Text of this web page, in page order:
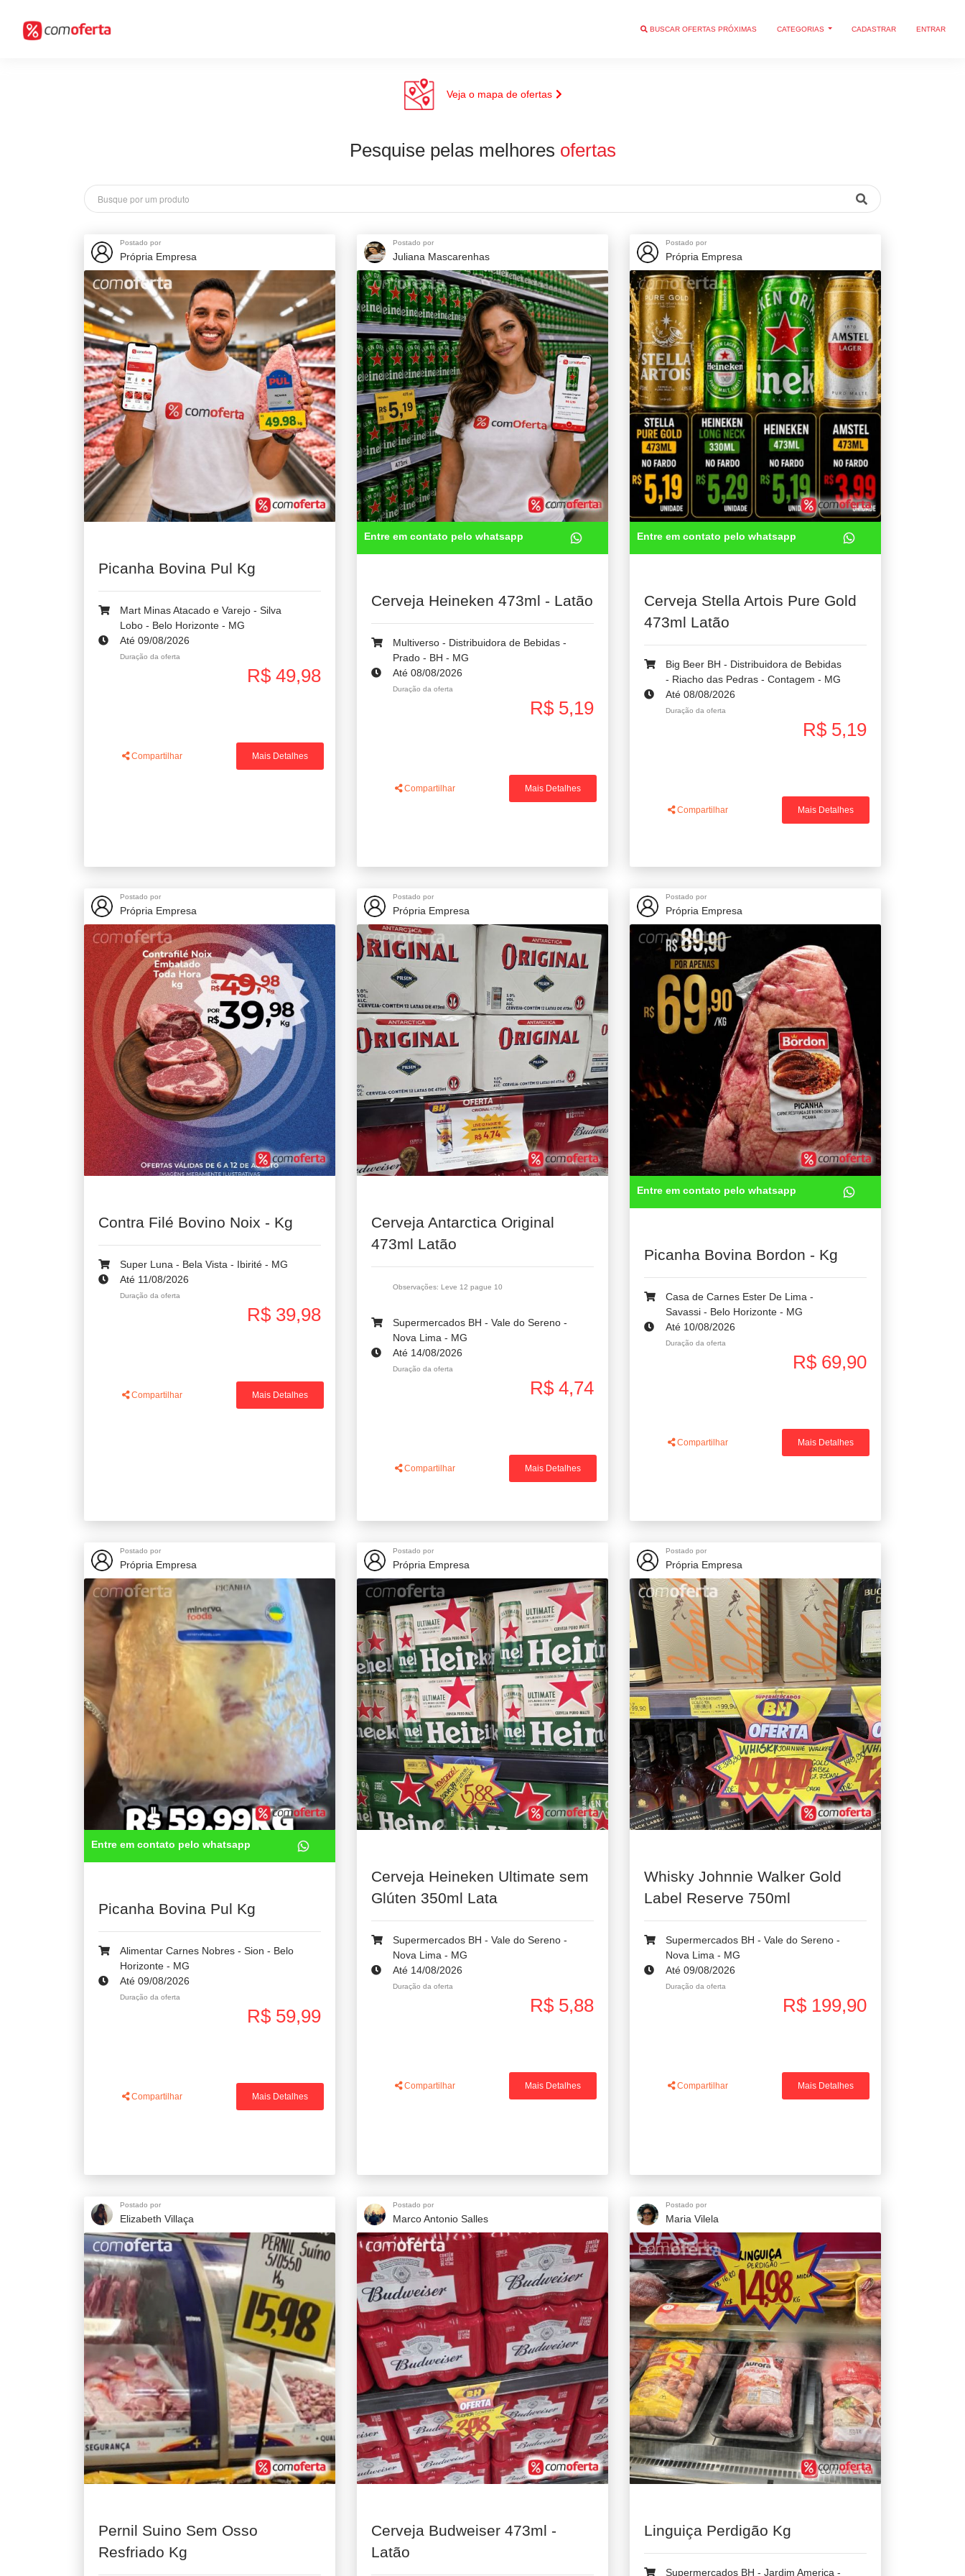
BUSCAR OFERTAS PRÓXIMAS CATEGORIAS CADASTRAR ENTRAR
Veja o mapa de ofertas
Pesquise pelas melhores ofertas
Postado por
Própria Empresa
Picanha Bovina Pul Kg
Mart Minas Atacado e Varejo - Silva
Lobo - Belo Horizonte - MG
Até 09/08/2026
Duração da oferta
R$ 49,98
Compartilhar Mais Detalhes
Postado por
Juliana Mascarenhas
Entre em contato pelo whatsapp
Cerveja Heineken 473ml - Latão
Multiverso - Distribuidora de Bebidas -
Prado - BH - MG
Até 08/08/2026
Duração da oferta
R$ 5,19
Compartilhar Mais Detalhes
Postado por
Própria Empresa
Entre em contato pelo whatsapp
Cerveja Stella Artois Pure Gold
473ml Latão
Big Beer BH - Distribuidora de Bebidas
- Riacho das Pedras - Contagem - MG
Até 08/08/2026
Duração da oferta
R$ 5,19
Compartilhar Mais Detalhes
Postado por
Própria Empresa
Contra Filé Bovino Noix - Kg
Super Luna - Bela Vista - Ibirité - MG
Até 11/08/2026
Duração da oferta
R$ 39,98
Compartilhar Mais Detalhes
Postado por
Própria Empresa
Cerveja Antarctica Original
473ml Latão
Observações: Leve 12 pague 10
Supermercados BH - Vale do Sereno -
Nova Lima - MG
Até 14/08/2026
Duração da oferta
R$ 4,74
Compartilhar Mais Detalhes
Postado por
Própria Empresa
Entre em contato pelo whatsapp
Picanha Bovina Bordon - Kg
Casa de Carnes Ester De Lima -
Savassi - Belo Horizonte - MG
Até 10/08/2026
Duração da oferta
R$ 69,90
Compartilhar Mais Detalhes
Postado por
Própria Empresa
Entre em contato pelo whatsapp
Picanha Bovina Pul Kg
Alimentar Carnes Nobres - Sion - Belo
Horizonte - MG
Até 09/08/2026
Duração da oferta
R$ 59,99
Compartilhar Mais Detalhes
Postado por
Própria Empresa
Cerveja Heineken Ultimate sem
Glúten 350ml Lata
Supermercados BH - Vale do Sereno -
Nova Lima - MG
Até 14/08/2026
Duração da oferta
R$ 5,88
Compartilhar Mais Detalhes
Postado por
Própria Empresa
Whisky Johnnie Walker Gold
Label Reserve 750ml
Supermercados BH - Vale do Sereno -
Nova Lima - MG
Até 09/08/2026
Duração da oferta
R$ 199,90
Compartilhar Mais Detalhes
Postado por
Elizabeth Villaça
Pernil Suino Sem Osso
Resfriado Kg
Postado por
Marco Antonio Salles
Cerveja Budweiser 473ml -
Latão
Postado por
Maria Vilela
Linguiça Perdigão Kg
Supermercados BH - Jardim America -